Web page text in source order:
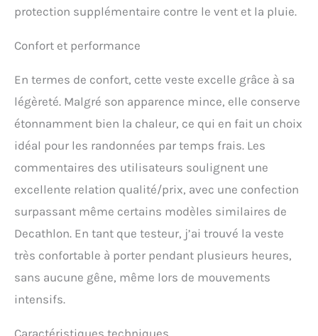
Art. : 1988612
protection supplémentaire contre le vent et la pluie.
Confort et performance
En termes de confort, cette veste excelle grâce à sa
légèreté. Malgré son apparence mince, elle conserve
étonnamment bien la chaleur, ce qui en fait un choix
idéal pour les randonnées par temps frais. Les
commentaires des utilisateurs soulignent une
excellente relation qualité/prix, avec une confection
surpassant même certains modèles similaires de
Decathlon. En tant que testeur, j’ai trouvé la veste
très confortable à porter pendant plusieurs heures,
sans aucune gêne, même lors de mouvements
intensifs.